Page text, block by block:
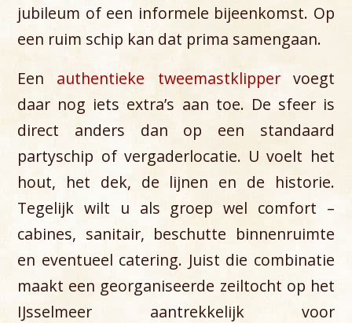
jubileum of een informele bijeenkomst. Op
een ruim schip kan dat prima samengaan.
Een authentieke tweemastklippervoegt
daar nog iets extra’s aan toe. De sfeer is
direct anders dan op een standaard
partyschip of vergaderlocatie. U voelt het
hout, het dek, de lijnen en de historie.
Tegelijk wilt u als groep wel comfort –
cabines, sanitair, beschutte binnenruimte
en eventueel catering. Juist die combinatie
maakt een georganiseerde zeiltocht op het
IJsselmeer aantrekkelijk voor